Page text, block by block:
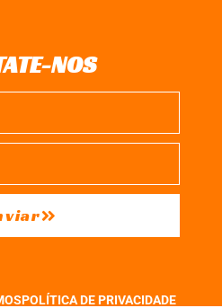
NOS
POLÍTICA DE PRIVACIDADE